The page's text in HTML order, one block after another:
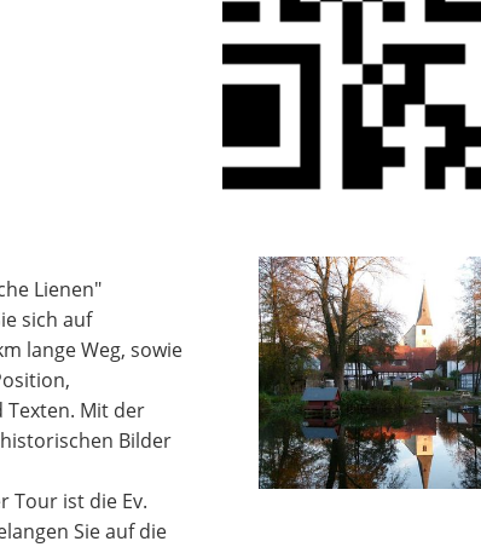
Lienen"
sich auf
lange Weg, sowie
Mit der
Bilder
Tour ist die Ev.
Sie auf die